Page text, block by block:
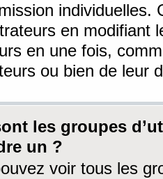
individuelles.
en modifiant
en une fois,
ou bien de leur
les groupes
un ?
voir tous les